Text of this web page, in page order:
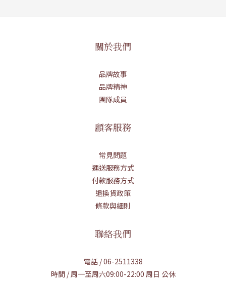
關於我們
品牌故事
品牌精神
團隊成員
顧客服務
常見問題
運送服務方式
付款服務方式
退換貨政策
條款與細則
聯絡我們
電話 / 06-2511338
時間 / 周一至周六09:00-22:00 周日 公休